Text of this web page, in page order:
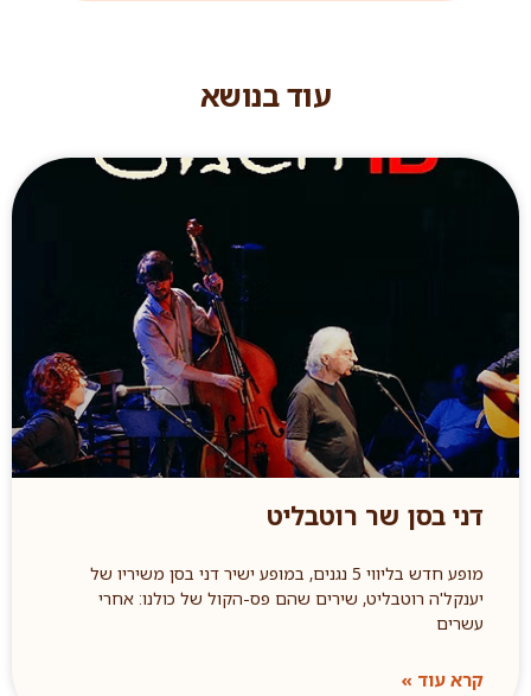
עוד בנושא
דני בסן שר רוטבליט
מופע חדש בליווי 5 נגנים, במופע ישיר דני בסן משיריו של
יענקל'ה רוטבליט, שירים שהם פס-הקול של כולנו: אחרי
עשרים
קרא עוד »